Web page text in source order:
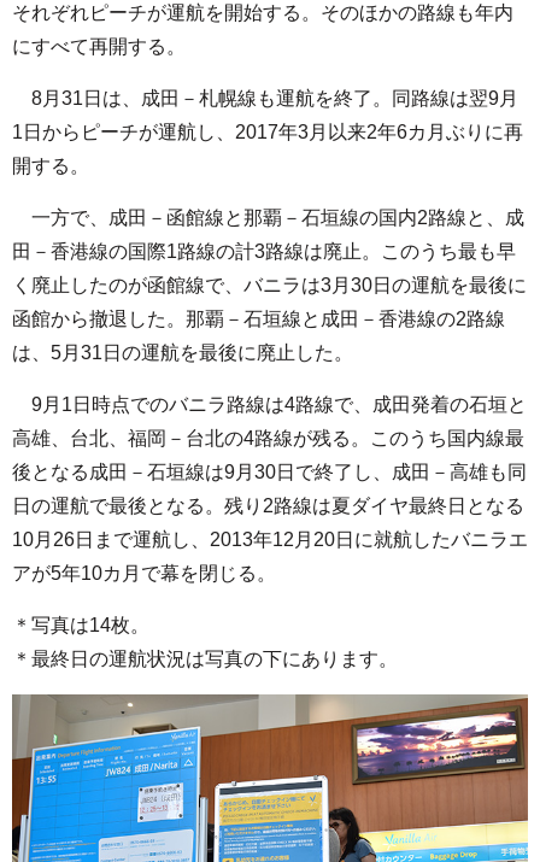
それぞれピーチが運航を開始する。そのほかの路線も年内
にすべて再開する。
8月31日は、成田－札幌線も運航を終了。同路線は翌9月
1日からピーチが運航し、2017年3月以来2年6カ月ぶりに再
開する。
一方で、成田－函館線と那覇－石垣線の国内2路線と、成
田－香港線の国際1路線の計3路線は廃止。このうち最も早
く廃止したのが函館線で、バニラは3月30日の運航を最後に
函館から撤退した。那覇－石垣線と成田－香港線の2路線
は、5月31日の運航を最後に廃止した。
9月1日時点でのバニラ路線は4路線で、成田発着の石垣と
高雄、台北、福岡－台北の4路線が残る。このうち国内線最
後となる成田－石垣線は9月30日で終了し、成田－高雄も同
日の運航で最後となる。残り2路線は夏ダイヤ最終日となる
10月26日まで運航し、2013年12月20日に就航したバニラエ
アが5年10カ月で幕を閉じる。
＊写真は14枚。
＊最終日の運航状況は写真の下にあります。